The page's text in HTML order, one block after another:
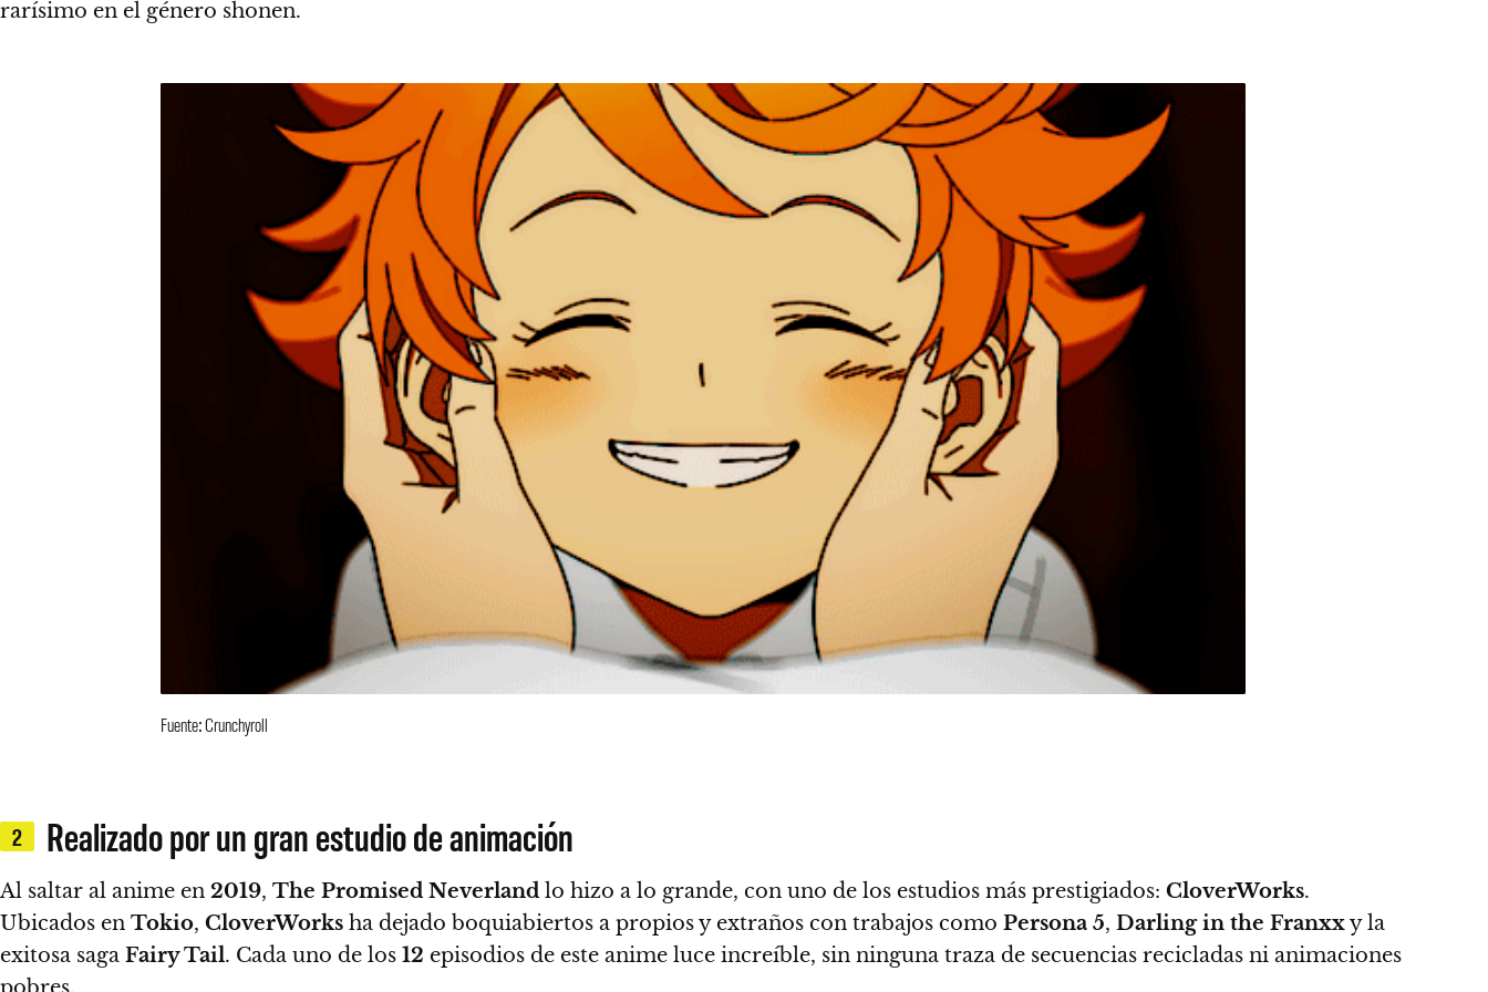
rarísimo en el género shonen.
Fuente: Crunchyroll
2 Realizado por un gran estudio de animación
Al saltar al anime en 2019, The Promised Neverland lo hizo a lo grande, con uno de los estudios más prestigiados: CloverWorks.
Ubicados en Tokio, CloverWorks ha dejado boquiabiertos a propios y extraños con trabajos como Persona 5, Darling in the Franxxy la
exitosa saga Fairy Tail. Cada uno de los 12 episodios de este anime luce increíble, sin ninguna traza de secuencias recicladas ni animaciones